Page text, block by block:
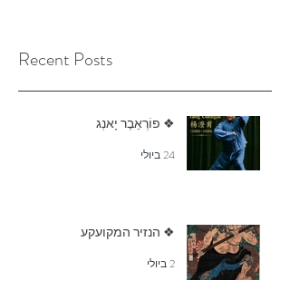
Recent Posts
❖ פוֹרְאֵבֶר יָאנְג
24 ביולי
❖ הנזיר המקועקע
2 ביולי